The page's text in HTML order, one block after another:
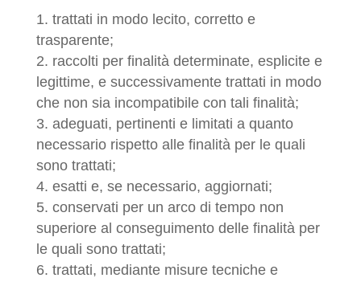
trattati in modo lecito, corretto e
trasparente;
raccolti per finalità determinate, esplicite e
legittime, e successivamente trattati in modo
che non sia incompatibile con tali finalità;
adeguati, pertinenti e limitati a quanto
necessario rispetto alle finalità per le quali
sono trattati;
esatti e, se necessario, aggiornati;
conservati per un arco di tempo non
superiore al conseguimento delle finalità per
le quali sono trattati;
trattati, mediante misure tecniche e